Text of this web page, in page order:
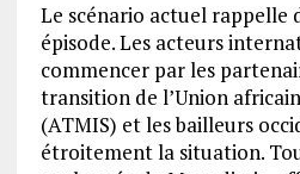
Le scénario actuel rappelle
épisode. Les acteurs
commencer par les
transition de l’Union
(ATMIS) et les bailleurs
étroitement la situation.